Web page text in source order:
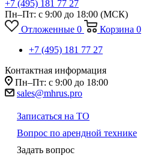
+7 (495) 181 77 27
Пн–Пт: с 9:00 до 18:00 (МСК)
Отложенные 0 Корзина 0
+7 (495) 181 77 27
Контактная информация
Пн–Пт: с 9:00 до 18:00
sales@mhrus.pro
Записаться на ТО
Вопрос по арендной технике
Задать вопрос